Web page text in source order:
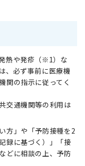
熱や発疹（※1）な
、必ず事前に医療機
関の指示に従ってく
交通機関等の利用は
方」や「予防接種を2
録に基づく）」「接
どに相談の上、予防